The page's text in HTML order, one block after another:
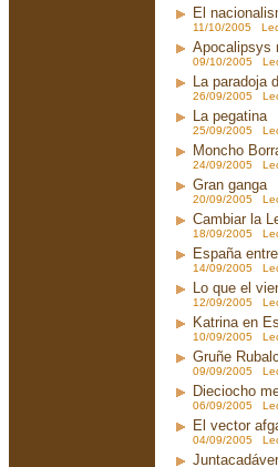
El
11/10/2005
Apocalipsys
09/10/2005
La paradoja
26/09/2005
La pegatina
25/09/2005
Moncho
24/09/2005
Gran ganga
20/09/2005
Cambiar la
18/09/2005
España
14/09/2005
Lo que el
12/09/2005
Katrina en
10/09/2005
Gruñe
09/09/2005
Dieciocho
06/09/2005
El vector
04/09/2005